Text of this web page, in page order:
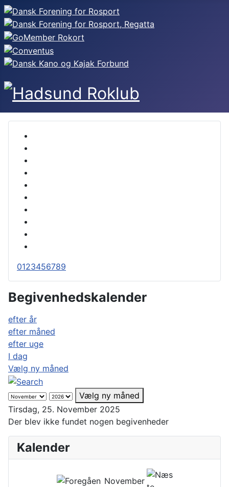
0123456789
Begivenhedskalender
efter år
efter måned
efter uge
I dag
Vælg ny måned
Vælg ny måned
Tirsdag, 25. November 2025
Der blev ikke fundet nogen begivenheder
Kalender
November